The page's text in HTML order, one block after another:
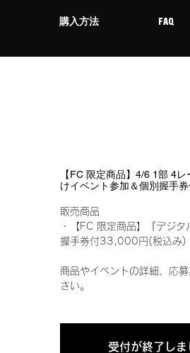
購入方法 FAQ
【FC 限定商品】4/6 1部 4
けイベント参加＆個別握手
販売商品
・【FC 限定商品】『デジ
握手券付33,000円(税込
商品やイベントの詳細、応
さい。
受付が終了しま